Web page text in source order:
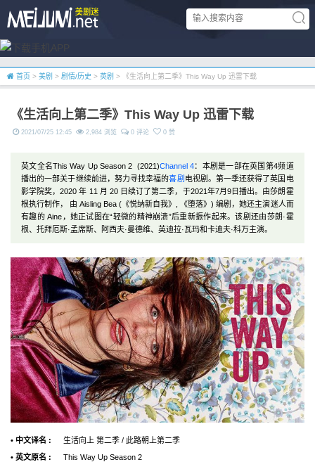
首页 > 美剧 > 剧情/历史 > 英剧 > 《生活向上第二季》This Way Up 迅雷下载
《生活向上第二季》This Way Up 迅雷下载
2021/07/25 12:45 2,984 浏览 0 评论 0 赞
英文全名This Way Up Season 2 (2021)Channel 4：本剧是一部在英国第4频道
播出的一部关于继续前进，努力寻找幸福的喜剧 电视剧。第一季还获得了英国电
影学院奖，2020 年 11 月 20 日续订了第二季，于2021年7月9日播出。由莎朗霍
根执行制作， 由 Aisling Bea (《悦纳新自我》, 《堕落》) 编剧，她还主演迷人而
有趣的 Aine，她正试图在“轻微的精神崩溃”后重新振作起来。该剧还由莎朗·霍
根、托拜厄斯·孟席斯、阿西夫·曼德维、英迪拉·瓦玛和卡迪夫·科万主演。
• 中文译名 :
生活向上 第二季 / 此路朝上第二季
• 英文原名 :
This Way Up Season 2